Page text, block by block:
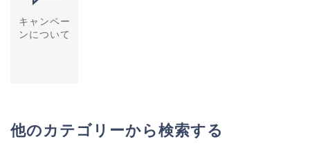
キャンペー
ンについて
他のカテゴリーから検索する